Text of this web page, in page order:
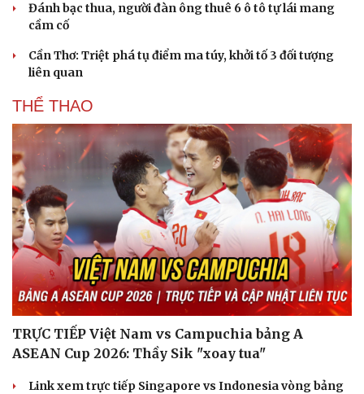
Đánh bạc thua, người đàn ông thuê 6 ô tô tự lái mang
cầm cố
Cần Thơ: Triệt phá tụ điểm ma túy, khởi tố 3 đối tượng
liên quan
THỂ THAO
TRỰC TIẾP Việt Nam vs Campuchia bảng A
ASEAN Cup 2026: Thầy Sik "xoay tua"
Link xem trực tiếp Singapore vs Indonesia vòng bảng